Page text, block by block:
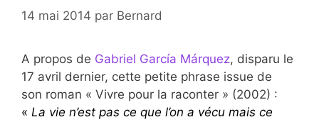
14 mai 2014 par Bernard
A propos de Gabriel García Márquez, disparu le
17 avril dernier, cette petite phrase issue de
son roman « Vivre pour la raconter » (2002) :
« La vie n’est pas ce que l’on a vécu mais ce